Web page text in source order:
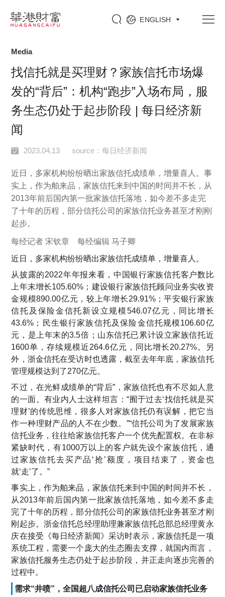
ENGLISH
Home / Insights
Media
找信托就是买理财？家族信托市场爆
发的“背后”：机构“跑步”入场布局，服
务生态仍处于起步阶段 | 每日经济新
闻
2023.04.13 source：每日经济新闻
近日，多家机构纷纷晒出家族信托成绩单，增量喜人。事
实上，作为舶来品，家族信托来到中国的时间并不长，从
2013年前后国内第一批家族信托落地，如今差不多走完
了十年的历程，部分信托公司的家族信托业务甚至才刚刚
起步。
每经记者 宋钦章 每经编辑 马子卿
近日，多家机构纷纷晒出家族信托成绩单，增量喜人。
从披露的2022年年报来看，中国银行家族信托客户数比
上年末增长105.60%；建设银行家族信托顾问业务实收资
金规模890.00亿元，较上年增长29.91%；平安银行家族
信托及保险金信托新设立规模546.07亿元，同比增长
43.6%；民生银行家族信托及保险金信托规模106.60亿
元，是上年末的3.5倍；山东信托已累计设立家族信托近
1600单，存续规模近264.6亿元，同比增长20.27%。另
外，浙金信托在受访时也透露，截至去年年底，家族信托
管理规模达到了270亿元。
不过，在光鲜成绩单的“背后”，家族信托也有不尽如人意
的一面。有业内人士这样坦言：“囿于过去‘找信托就是买
理财’的传统思维，很多人对家族信托仍有误解，把它当
作一种理财产品的人不在少数。”“信托公司为了发展家族
信托业务，往往给家族信托客户一个优先配置权。在非标
紧缺时代，有1000万以上的客户就先设个家族信托，通
过家族信托去买产品‘抢’额度，项目结束了，资金也
就‘走’了。”
事实上，作为舶来品，家族信托来到中国的时间并不长，
从2013年前后国内第一批家族信托落地，如今差不多走
完了十年的历程，部分信托公司的家族信托业务甚至才刚
刚起步。浙金信托总经理助理兼家族信托总部总经理黄永
庆在接受《每日经济新闻》采访时表示，家族信托是一项
系统工程，需要一个庞大的生态圈去支撑，就国内而言，
家族信托服务生态仍处于起步阶段，并正走向逐步完善的
过程中。
需求“井喷”，全国超八成信托公司已启动家族信托业务